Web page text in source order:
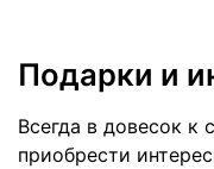
Подарки и
Всегда в довесок к
приобрести